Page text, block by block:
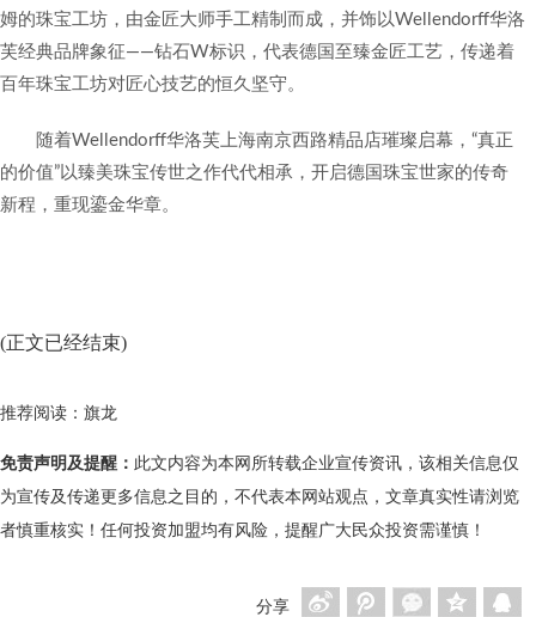
姆的珠宝工坊，由金匠大师手工精制而成，并饰以Wellendorff华洛
芙经典品牌象征——钻石W标识，代表德国至臻金匠工艺，传递着
百年珠宝工坊对匠心技艺的恒久坚守。
随着Wellendorff华洛芙上海南京西路精品店璀璨启幕，“真正
的价值”以臻美珠宝传世之作代代相承，开启德国珠宝世家的传奇
新程，重现鎏金华章。
(正文已经结束)
推荐阅读： 旗龙
免责声明及提醒： 此文内容为本网所转载企业宣传资讯，该相关信息仅
为宣传及传递更多信息之目的，不代表本网站观点，文章真实性请浏览
者慎重核实！任何投资加盟均有风险，提醒广大民众投资需谨慎！
分享